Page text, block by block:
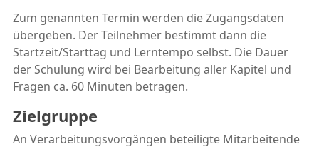
Zum genannten Termin werden die Zugangsdaten
übergeben. Der Teilnehmer bestimmt dann die
Startzeit/Starttag und Lerntempo selbst. Die Dauer
der Schulung wird bei Bearbeitung aller Kapitel und
Fragen ca. 60 Minuten betragen.
Zielgruppe
An Verarbeitungsvorgängen beteiligte Mitarbeitende